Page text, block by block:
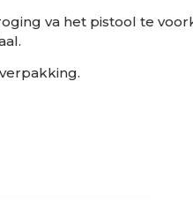
va het pistool te